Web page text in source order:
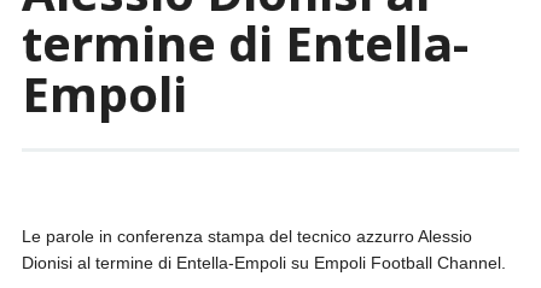
termine di Entella-
Empoli
Le parole in conferenza stampa del tecnico azzurro Alessio
Dionisi al termine di Entella-Empoli su Empoli Football Channel.